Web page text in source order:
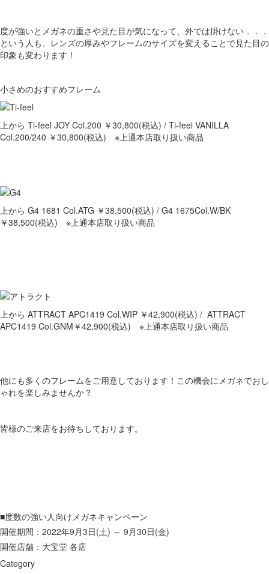
度が強いとメガネの重さや見た目が気になって、外では掛けない．．．
という人も、レンズの厚みやフレームのサイズを変えることで見た目の
印象も変わります！
小さめのおすすめフレーム
上から Ti-feel JOY Col.200 ￥30,800(税込) / Ti-feel VANILLA
Col.200/240 ￥30,800(税込) ※上通本店取り扱い商品
上から G4 1681 Col.ATG ￥38,500(税込) / G4 1675Col.W/BK
￥38,500(税込) ※上通本店取り扱い商品
上から ATTRACT APC1419 Col.WIP ￥42,900(税込) / ATTRACT
APC1419 Col.GNM￥42,900(税込) ※上通本店取り扱い商品
他にも多くのフレームをご用意しております！この機会にメガネでおし
ゃれを楽しみませんか？
皆様のご来店をお待ちしております。
■度数の強い人向けメガネキャンペーン
開催期間：2022年9月3日(土) ～ 9月30日(金)
開催店舗：大宝堂 各店
Category